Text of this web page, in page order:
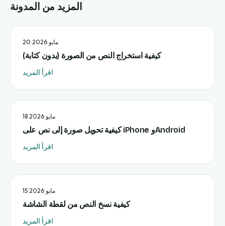
المزيد من المدونة
20 مايو 2026
كيفية استخراج النص من الصورة (بدون كتابة)
اقرأ المزيد
18 مايو 2026
كيفية تحويل صورة إلى نص على iPhone وAndroid
اقرأ المزيد
15 مايو 2026
كيفية نسخ النص من لقطة الشاشة
اقرأ المزيد